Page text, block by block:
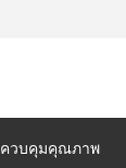
ควบคุมคุณภาพ